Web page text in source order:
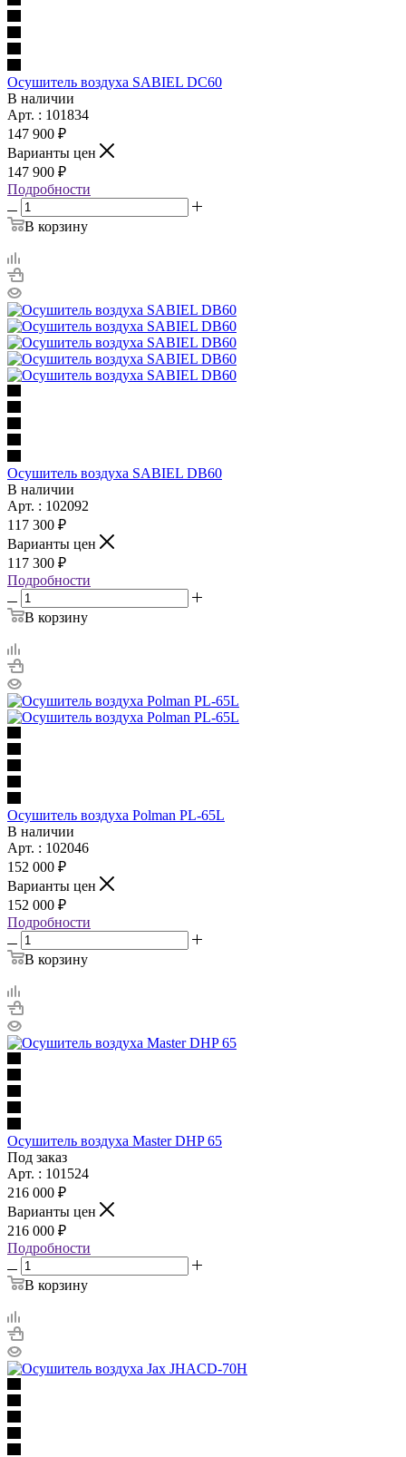
Осушитель воздуха SABIEL DC60
В наличии
Арт. : 101834
147 900 ₽
Варианты цен
147 900 ₽
Подробности
В корзину
Осушитель воздуха SABIEL DB60
В наличии
Арт. : 102092
117 300 ₽
Варианты цен
117 300 ₽
Подробности
В корзину
Осушитель воздуха Polman PL-65L
В наличии
Арт. : 102046
152 000 ₽
Варианты цен
152 000 ₽
Подробности
В корзину
Осушитель воздуха Master DHP 65
Под заказ
Арт. : 101524
216 000 ₽
Варианты цен
216 000 ₽
Подробности
В корзину